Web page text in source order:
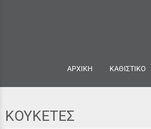
ΑΡΧΙΚΗ ΚΑΘΙΣΤΙΚΟ
ΚΟΥΚΕΤΕΣ